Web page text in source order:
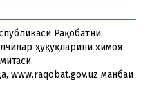
Рақобатни
ҳуқуқларини ҳимоя
www.raqobat.gov.uz манбаи